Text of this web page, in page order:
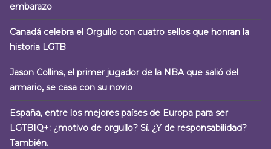
embarazo
Canadá celebra el Orgullo con cuatro sellos que honran la
historia LGTB
Jason Collins, el primer jugador de la NBA que salió del
armario, se casa con su novio
España, entre los mejores países de Europa para ser
LGTBIQ+: ¿motivo de orgullo? Sí. ¿Y de responsabilidad?
También.